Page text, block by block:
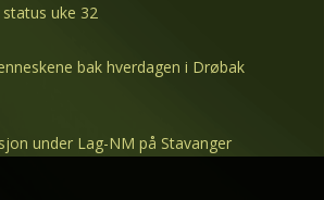
uke 32
bak hverdagen i Drøbak
under Lag-NM på Stavanger